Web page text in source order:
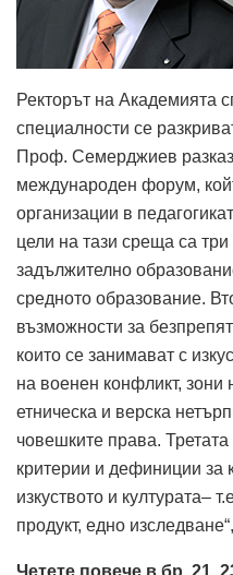
Ректорът на Академията
специалности се
Проф. Семерджиев
международен форум,
организации в
цели на тази среща са
задължително
средното образование.
възможности за
които се занимават с
на военен конфликт,
етническа и верска
човешките права.
критерии и дефиниции за
изкуството и културата–
продукт, едно
Четете повече в бр. 21,